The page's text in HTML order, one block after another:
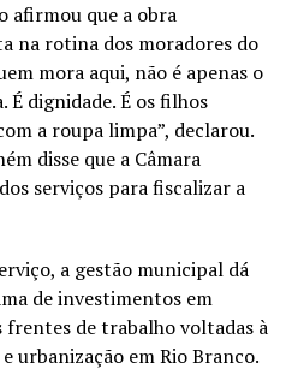
afirmou que a obra
na rotina dos moradores do
mora aqui, não é apenas o
dignidade. É os filhos
a roupa limpa”, declarou.
disse que a Câmara
serviços para fiscalizar a
a gestão municipal dá
de investimentos em
de trabalho voltadas à
urbanização em Rio Branco.